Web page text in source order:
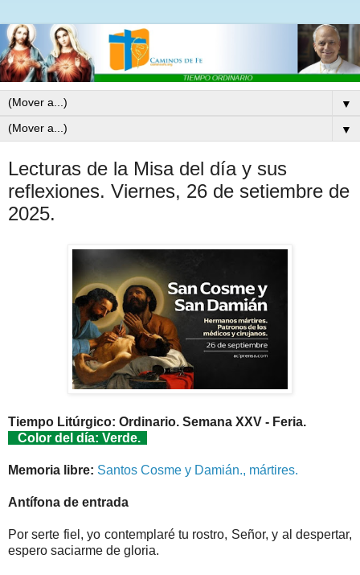
▼
▼
Lecturas de la Misa del día y sus
reflexiones. Viernes, 26 de setiembre de
2025.
Tiempo Litúrgico: Ordinario. Semana XXV - Feria.
Color del día: Verde.
Memoria libre: Santos Cosme y Damián., mártires.
Antífona de entrada
Por serte fiel, yo contemplaré tu rostro, Señor, y al despertar,
espero saciarme de gloria.